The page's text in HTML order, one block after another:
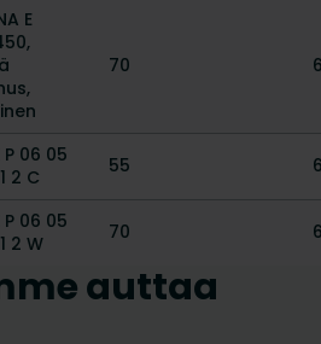
E
70
P 06 05
2 C
55
P 06 05
2 W
70
auttaa